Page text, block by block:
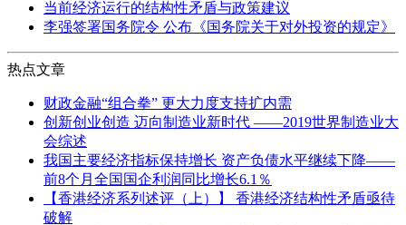
当前经济运行的结构性矛盾与政策建议
李强签署国务院令 公布《国务院关于对外投资的规定》
热点文章
财政金融“组合拳” 更大力度支持扩内需
创新创业创造 迈向制造业新时代 ——2019世界制造业大
会综述
我国主要经济指标保持增长 资产负债水平继续下降——
前8个月全国国企利润同比增长6.1％
【香港经济系列述评（上）】 香港经济结构性矛盾亟待
破解